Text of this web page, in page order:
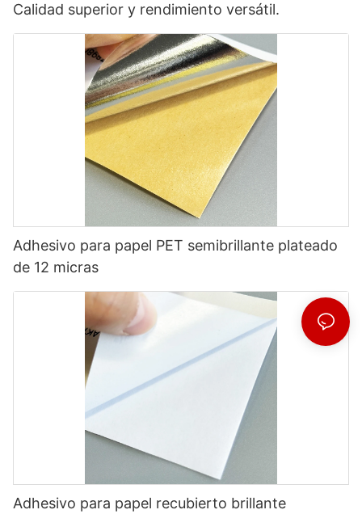
Calidad superior y rendimiento versátil.
Adhesivo para papel PET semibrillante plateado
de 12 micras
Adhesivo para papel recubierto brillante